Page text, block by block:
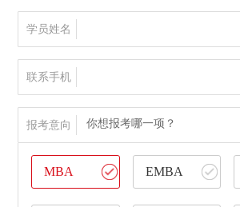
学员姓名
联系手机
报考意向 你想报考哪一项？
MBA EMBA